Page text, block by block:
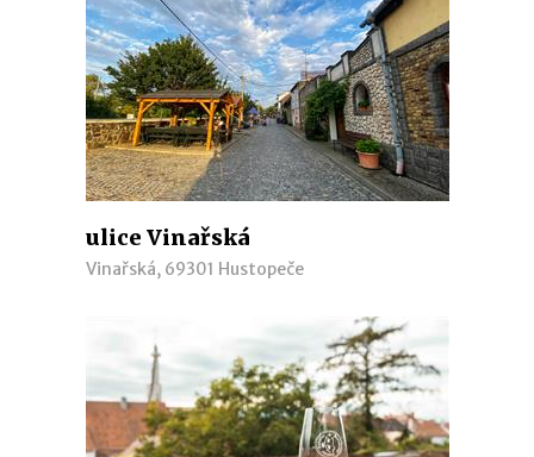
ulice Vinařská
Vinařská, 69301 Hustopeče